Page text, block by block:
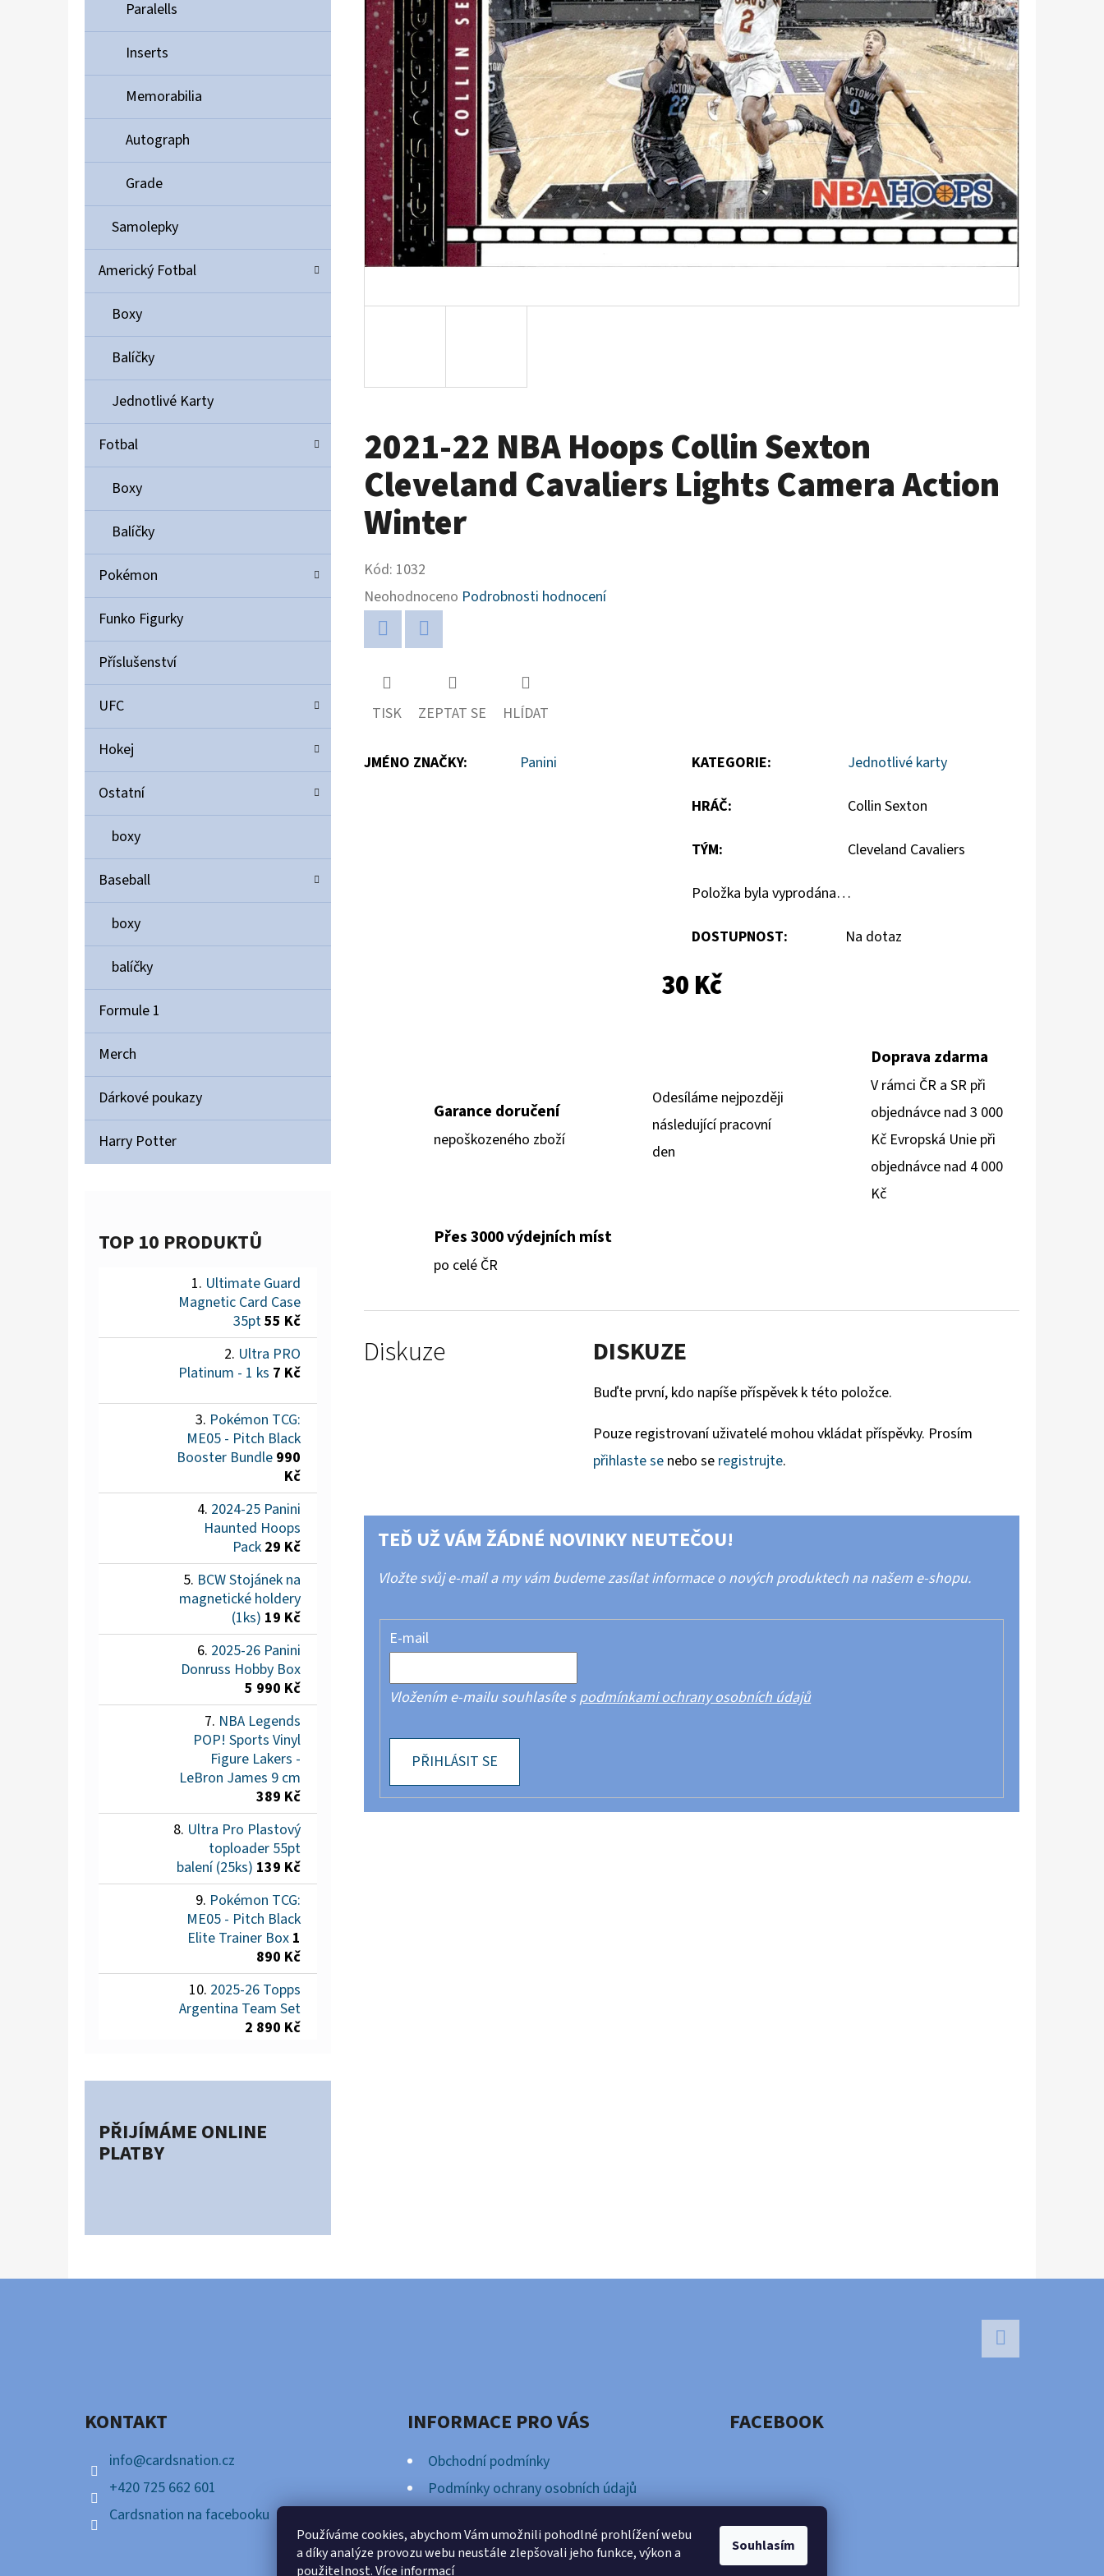
Používáme cookies, abychom Vám umožnili pohodlné prohlížení webu
a díky analýze provozu webu neustále zlepšovali jeho funkce, výkon a
použitelnost.Více informací
Souhlasím
Paralells
Inserts
Memorabilia
Autograph
Grade
Samolepky
Americký Fotbal
Boxy
Balíčky
Jednotlivé Karty
Fotbal
Boxy
Balíčky
Pokémon
Funko Figurky
Příslušenství
UFC
Hokej
Ostatní
boxy
Baseball
boxy
balíčky
Formule 1
Merch
Dárkové poukazy
Harry Potter
TOP 10 PRODUKTŮ
Ultimate Guard
Magnetic Card Case
35pt55 Kč
Ultra PRO
Platinum - 1 ks 7 Kč
Pokémon TCG:
ME05 - Pitch Black
Booster Bundle 990
Kč
2024-25 Panini
Haunted Hoops
Pack 29 Kč
BCW Stojánek na
magnetické holdery
(1ks) 19 Kč
2025-26 Panini
Donruss Hobby Box
5 990 Kč
NBA Legends
POP! Sports Vinyl
Figure Lakers -
LeBron James 9 cm
389 Kč
Ultra Pro Plastový
toploader 55pt
balení (25ks) 139 Kč
Pokémon TCG:
ME05 - Pitch Black
Elite Trainer Box 1
890 Kč
2025-26 Topps
Argentina Team Set
2 890 Kč
PŘIJÍMÁME ONLINE
PLATBY
2021-22 NBA Hoops Collin Sexton
Cleveland Cavaliers Lights Camera Action
Winter
Kód: 1032
Průměrné
hodnocení
produktu
0,0
5
Neohodnoceno Podrobnosti hodnocení
TISK ZEPTAT SE HLÍDAT
JMÉNO ZNAČKY: Panini KATEGORIE: Jednotlivé karty
HRÁČ: Collin Sexton
TÝM: Cleveland Cavaliers
Položka byla vyprodána…
DOSTUPNOST: Na dotaz
30 Kč
Garance doručení
nepoškozeného zboží
Odesíláme nejpozději
následující pracovní
den
Doprava zdarma
V rámci ČR a SR při
objednávce nad 3 000
Kč Evropská Unie při
objednávce nad 4 000
Kč
Přes 3000 výdejních míst
po celé ČR
Diskuze DISKUZE
Buďte první, kdo napíše příspěvek k této položce.
Pouze registrovaní uživatelé mohou vkládat příspěvky. Prosím
přihlaste se nebo se registrujte.
TEĎ UŽ VÁM ŽÁDNÉ NOVINKY NEUTEČOU!
Vložte svůj e-mail a my vám budeme zasílat informace o nových produktech na našem e-shopu.
E-mail
Vložením e-mailu souhlasíte spodmínkami ochrany osobních údajů
PŘIHLÁSIT SE
ULTIMATE GUARD MAGNETIC CARD CASE 35PT
ULTRA PRO PLATINUM - 1 KS
7 Kč
POKÉMON TCG: ME05 - PITCH BLACK
BOOSTER BUNDLE
990 Kč
KONTAKT
info@cardsnation.cz
+420 725 662 601
Cardsnation na facebooku
INFORMACE PRO VÁS
Obchodní podmínky
Podmínky ochrany osobních údajů
FACEBOOK